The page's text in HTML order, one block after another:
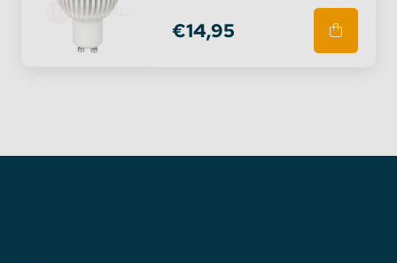
€14,95